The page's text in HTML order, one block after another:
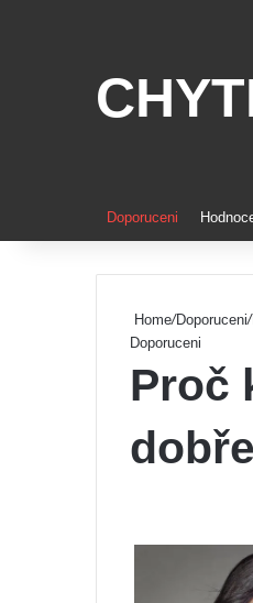
Doporuceni
Home/Doporuceni/
Doporuceni
Proč